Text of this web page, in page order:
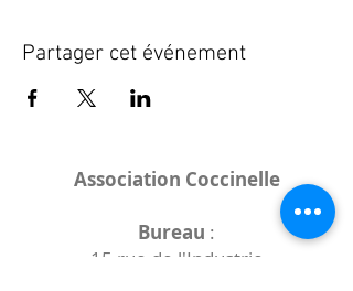
Partager cet événement
Association Coccinelle
Bureau :
15 rue de l'Industrie